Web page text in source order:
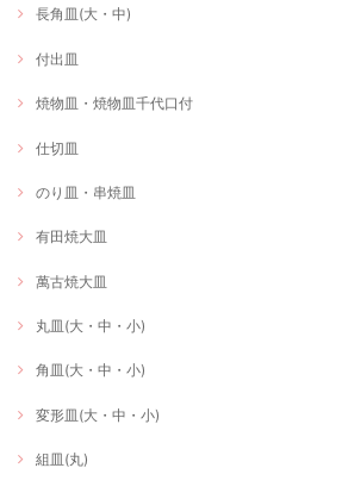
長角皿(大・中)
付出皿
焼物皿・焼物皿千代口付
仕切皿
のり皿・串焼皿
有田焼大皿
萬古焼大皿
丸皿(大・中・小)
角皿(大・中・小)
変形皿(大・中・小)
組皿(丸)